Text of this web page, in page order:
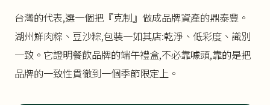
台灣的代表,選一個把『克制』做成品牌資產的鼎泰豐。
湖州鮮肉粽、豆沙粽,包裝一如其店:乾淨、低彩度、識別
一致。它證明餐飲品牌的端午禮盒,不必靠噱頭,靠的是把
品牌的一致性貫徹到一個季節限定上。